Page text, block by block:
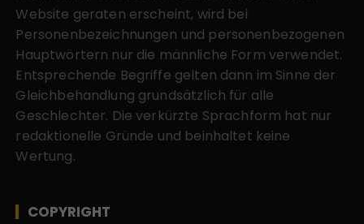
Website geraten erscheint, wird bei
Personenbezeichnungen und personenbezogenen
Hauptwörtern nur die männliche Form verwendet.
Entsprechende Begriffe gelten dann im Sinne der
Gleichbehandlung grundsätzlich für alle
Geschlechter. Die verkürzte Sprachform hat nur
redaktionelle Gründe und beinhaltet keine
Wertung.
COPYRIGHT